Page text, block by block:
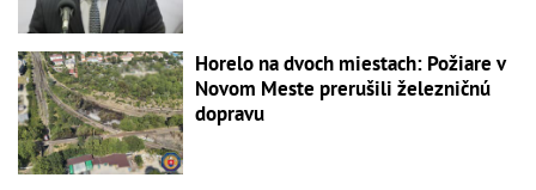
Horelo na dvoch miestach: Požiare v
Novom Meste prerušili železničnú
dopravu